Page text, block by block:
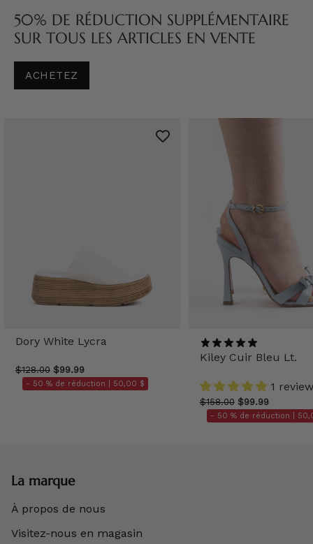
50% DE RÉDUCTION SUPPLÉMENTAIRE
SUR TOUS LES ARTICLES EN VENTE
ACHETEZ
Dory White Lycra
$128.00 $99.99
- 50 % de réduction | 50,00 $
Kiley Cuir Bleu Lt.
1 review
$158.00 $99.99
- 50 % de réduction |
La marque
À propos de nous
Visitez-nous en magasin